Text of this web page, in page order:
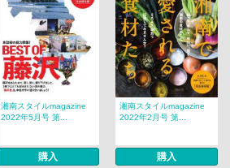
湘南スタイルmagazine
2022年5月号 第...
購入
湘南スタイルmagazine
2022年2月号 第...
購入